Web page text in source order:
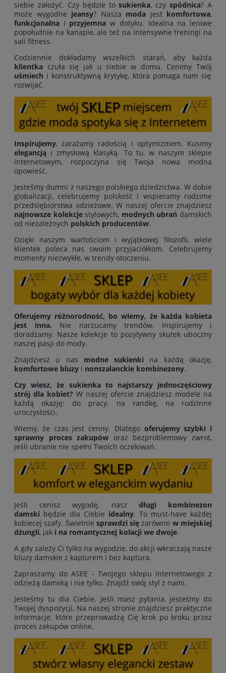
siebie założyć. Czy będzie tosukienka, czyspódnica? A
może wygodne jeansy? Nasza moda jest komfortowa,
funkcjonalna i przyjemna w dotyku. Idealna na leniwe
popołudnie na kanapie, ale też na intensywne treningi na
sali fitness.
Codziennie dokładamy wszelkich starań, aby każda
klientka czuła się jak u siebie w domu. Cenimy Twój
uśmiech i konstruktywną krytykę, która pomaga nam się
rozwijać.
Inspirujemy, zarażamy radością i optymizmem. Kusimy
elegancją i zmysłową klasyką. To tu, w naszym sklepie
internetowym, rozpoczyna się Twoja nowa modna
opowieść.
Jesteśmy dumni z naszego polskiego dziedzictwa. W dobie
globalizacji, celebrujemy polskość i wspieramy rodzime
przedsiębiorstwa odzieżowe. W naszej ofercie znajdziesz
najnowsze kolekcjestylowych, modnych ubrań damskich
od niezależnych polskich producentów.
Dzięki naszym wartościom i wyjątkowej filozofii, wiele
klientek poleca nas swoim przyjaciółkom. Celebrujemy
momenty niezwykłe, w trendy otoczeniu.
Oferujemy różnorodność, bo wiemy, że każda kobieta
jest inna. Nie narzucamy trendów, inspirujemy i
doradzamy. Nasze kolekcje to pozytywny skutek uboczny
naszej pasji do mody.
Znajdziesz u nas modne sukienki na każdą okazję,
komfortowe bluzy i nonszalanckie kombinezony.
Czy wiesz, że sukienka to najstarszy jednoczęściowy
strój dla kobiet? W naszej ofercie znajdziesz modele na
każdą okazję: do pracy, na randkę, na rodzinne
uroczystości.
Wiemy, że czas jest cenny. Dlatego oferujemy szybki i
sprawny proces zakupów oraz bezproblemowy zwrot,
jeśli ubranie nie spełni Twoich oczekiwań.
Jeśli cenisz wygodę, nasz długi kombinezon
damski będzie dla Ciebie idealny. To must-have każdej
kobiecej szafy. Świetnie sprawdzi się zarówno w miejskiej
dżungli, jak i na romantycznej kolacji we dwoje.
A gdy zależy Ci tylko na wygodzie, do akcji wkraczają nasze
bluzy damskie z kapturem i bez kaptura.
Zapraszamy do ASEE - Twojego sklepu internetowego z
odzieżą damską i nie tylko. Znajdź swój styl z nami.
Jesteśmy tu dla Ciebie. Jeśli masz pytania, jesteśmy do
Twojej dyspozycji. Na naszej stronie znajdziesz praktyczne
informacje, które przeprowadzą Cię krok po kroku przez
proces zakupów online.